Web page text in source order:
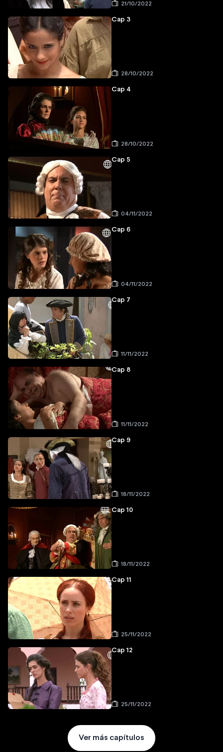
21/10/2022
Cap 3
28/10/2022
Cap 4
28/10/2022
Cap 5
04/11/2022
Cap 6
04/11/2022
Cap 7
11/11/2022
Cap 8
11/11/2022
Cap 9
18/11/2022
Cap 10
18/11/2022
Cap 11
25/11/2022
Cap 12
25/11/2022
Ver más capítulos